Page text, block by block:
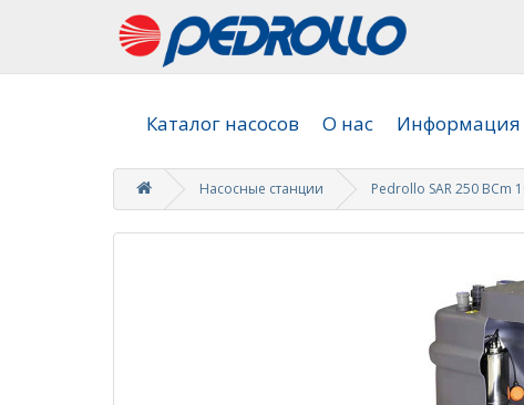
Каталог насосов О нас Информация
Насосные станции Pedrollo SAR 250 BCm